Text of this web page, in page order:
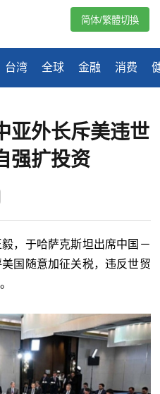
台湾 全球 金融 消费
简体/繁體切換
亚外长斥美违世
强扩投资
，于哈萨克斯坦出席中国－
国随意加征关税，违反世贸